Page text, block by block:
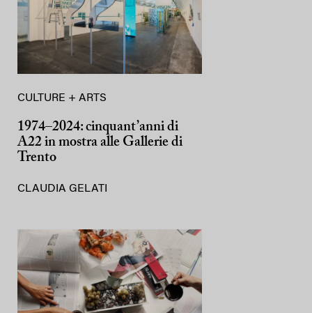
CULTURE + ARTS
1974–2024: cinquant’anni di
A22 in mostra alle Gallerie di
Trento
CLAUDIA GELATI